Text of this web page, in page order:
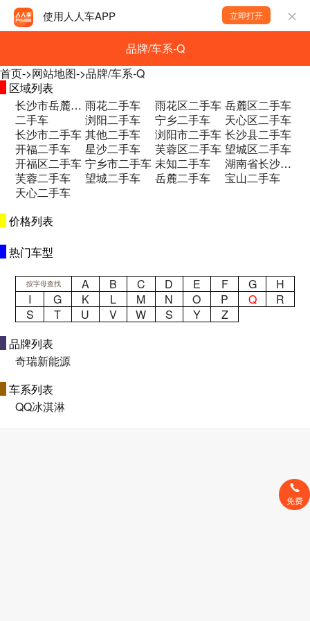
使用人人车APP 立即打开
品牌/车系-Q
首页->网站地图->品牌/车系-Q
区域列表
长沙市岳麓区和馨园二期B区二手车 雨花二手车 雨花区二手车 岳麓区二手车
二手车
浏阳二手车 宁乡二手车
天心区二手车
长沙市二手车 其他二手车 浏阳市二手车 长沙县二手车
开福二手车
星沙二手车 芙蓉区二手车 望城区二手车
开福区二手车 宁乡市二手车 未知二手车
湖南省长沙市望城区永通大道永通集团一楼 二手车
芙蓉二手车
望城二手车 岳麓二手车
宝山二手车
天心二手车
价格列表
热门车型
按字母查找 A B C D E F G
H
I
G K L M N O P Q
R
S
T U V W S Y
Z
品牌列表
奇瑞新能源
车系列表
QQ冰淇淋
免费